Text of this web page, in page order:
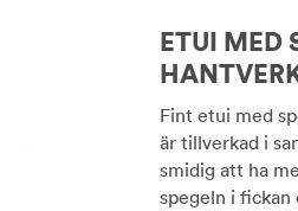
ETUI MED
Fint etui med
är tillverkad i
smidig att ha
spegeln i fickan